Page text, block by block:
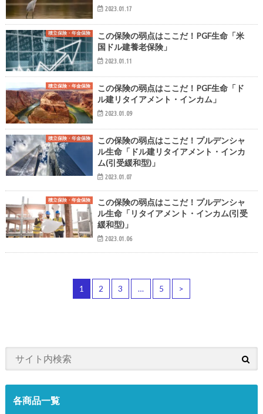
2023.01.17
積立保険・年金保険
この保険の弱点はここだ！PGF生命「米
国ドル建養老保険」
2023.01.11
積立保険・年金保険
この保険の弱点はここだ！PGF生命「ド
ル建リタイアメント・インカム」
2023.01.09
積立保険・年金保険
この保険の弱点はここだ！プルデンシャ
ル生命「ドル建リタイアメント・インカ
ム(引受緩和型)」
2023.01.07
積立保険・年金保険
この保険の弱点はここだ！プルデンシャ
ル生命「リタイアメント・インカム(引受
緩和型)」
2023.01.06
1 2 3 … 5 >
各商品一覧